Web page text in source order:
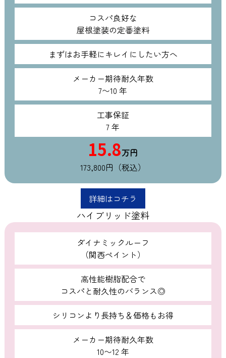
コスパ良好な
屋根塗装の定番塗料
まずはお手軽にキレイにしたい方へ
メーカー期待耐久年数
7〜10 年
工事保証
7 年
15.8万円
173,800円（税込）
詳細はコチラ
ハイブリッド塗料
ダイナミックルーフ
（関西ペイント）
高性能樹脂配合で
コスパと耐久性のバランス◎
シリコンより長持ち＆価格もお得
メーカー期待耐久年数
10〜12 年